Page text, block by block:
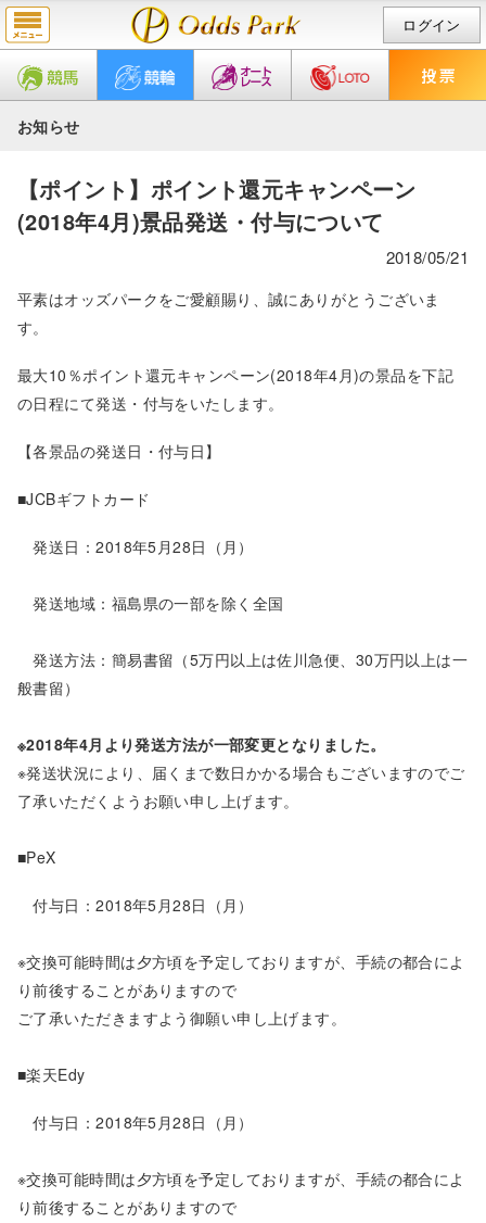
ログイン
お知らせ
【ポイント】ポイント還元キャンペーン
(2018年4月)景品発送・付与について
2018/05/21
平素はオッズパークをご愛顧賜り、誠にありがとうございま
す。
最大10％ポイント還元キャンペーン(2018年4月)の景品を下記
の日程にて発送・付与をいたします。
【各景品の発送日・付与日】
■JCBギフトカード
発送日：2018年5月28日（月）
発送地域：福島県の一部を除く全国
発送方法：簡易書留（5万円以上は佐川急便、30万円以上は一
般書留）
※2018年4月より発送方法が一部変更となりました。
※発送状況により、届くまで数日かかる場合もございますのでご
了承いただくようお願い申し上げます。
■PeX
付与日：2018年5月28日（月）
※交換可能時間は夕方頃を予定しておりますが、手続の都合によ
り前後することがありますので
ご了承いただきますよう御願い申し上げます。
■楽天Edy
付与日：2018年5月28日（月）
※交換可能時間は夕方頃を予定しておりますが、手続の都合によ
り前後することがありますので